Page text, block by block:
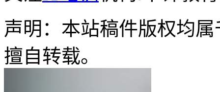
声明：本站稿件版权均
擅自转载。